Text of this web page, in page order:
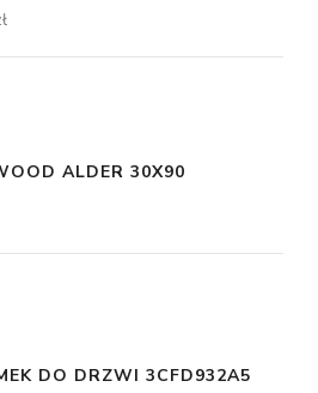
ALDER 30X90
DO DRZWI 3CFD932A5